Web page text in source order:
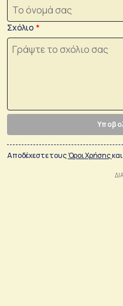
Σχόλιο
Αποδέχεστε τουςΌροι Χρήσης